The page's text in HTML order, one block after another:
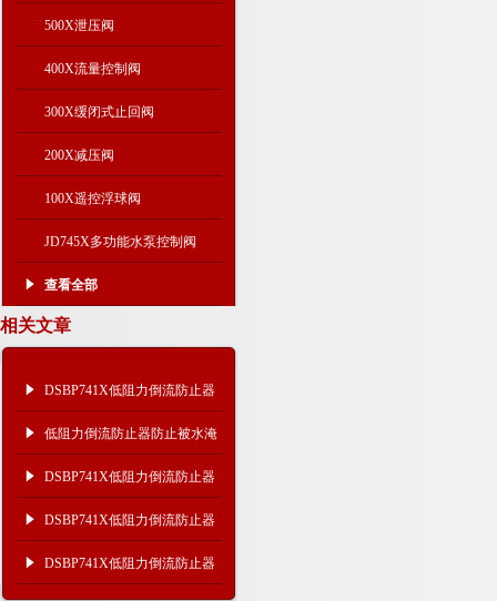
500X泄压阀
400X流量控制阀
300X缓闭式止回阀
200X减压阀
100X遥控浮球阀
JD745X多功能水泵控制阀
查看全部
相关文章
DSBP741X低阻力倒流防止器
从设计到应用的全面解析
低阻力倒流防止器防止被水淹
没的技术措施有哪些
DSBP741X低阻力倒流防止器
工作原理及技术参数
DSBP741X低阻力倒流防止器
技术原理及参数特点
DSBP741X低阻力倒流防止器